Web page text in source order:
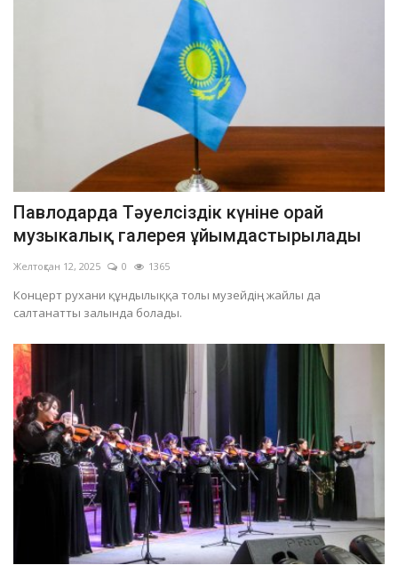
Павлодарда Тәуелсіздік күніне орай
музыкалық галерея ұйымдастырылады
Желтоқсан 12, 2025 0 1365
Концерт рухани құндылыққа толы музейдің жайлы да
салтанатты залында болады.